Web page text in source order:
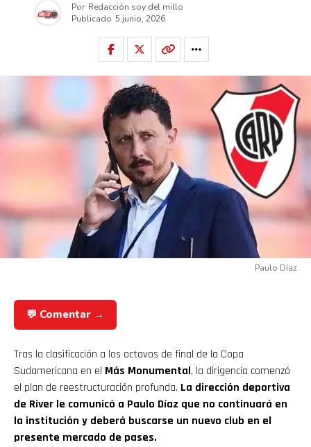
Por Redacción soy del millo
Publicado 5 junio, 2026
Paulo Díaz
💬 Comentar →
Tras la clasificación a los octavos de final de la Copa
Sudamericana en el Más Monumental, la dirigencia comenzó
el plan de reestructuración profunda. La dirección deportiva
de River le comunicó a Paulo Díaz que no continuará en
la institución y deberá buscarse un nuevo club en el
presente mercado de pases.